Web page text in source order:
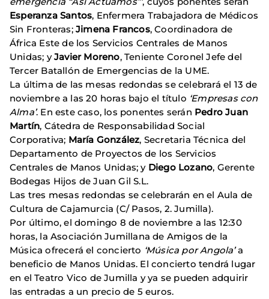
Esperanza Santos, Enfermera Trabajadora de Médicos
Sin Fronteras; Jimena Francos, Coordinadora de
África Este de los Servicios Centrales de Manos
Unidas; yJavier Moreno, Teniente Coronel Jefe del
Tercer Batallón de Emergencias de la UME.
La última de las mesas redondas se celebrará el 13 de
noviembre a las 20 horas bajo el título ‘Empresas con
Alma’. En este caso, los ponentes serán Pedro Juan
Martín, Cátedra de Responsabilidad Social
Corporativa; María González, Secretaria Técnica del
Departamento de Proyectos de los Servicios
Centrales de Manos Unidas; y Diego Lozano, Gerente
Bodegas Hijos de Juan Gil S.L.
Las tres mesas redondas se celebrarán en el Aula de
Cultura de Cajamurcia (C/ Pasos, 2. Jumilla).
Por último, el domingo 8 de noviembre a las 12:30
horas, la Asociación Jumillana de Amigos de la
Música ofrecerá el concierto ‘Música por Angola’a
beneficio de Manos Unidas. El concierto tendrá lugar
en el Teatro Vico de Jumilla y ya se pueden adquirir
las entradas a un precio de 5 euros.